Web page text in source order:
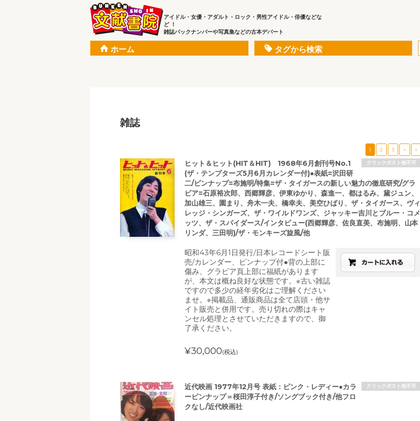
アイドル・女優・アダルト・ロック・男性アイドル・俳優などな
ど ！
雑誌バックナンバーや写真集などの古本デパート
ホーム タグから検索
雑誌
1 2 3 > »
クリックポスト他不可
ヒット＆ヒット(HIT＆HIT) 1968年6月創刊号No.1
(ザ・テンプターズ5月6月カレンダー付)●表紙=沢田研
二/ピンナップ=布施明/特集=ザ・タイガースの新しい魅力の徹底研究/グラ
ビア=石原裕次郎、西郷輝彦、伊東ゆかり、森進一、都はるみ、黛ジュン、
加山雄三、園まり、舟木一夫、橋幸夫、美空ひばり、ザ・タイガース、ヴィ
レッジ・シンガーズ、ザ・ワイルドワンズ、ジャッキー吉川とブルー・コメ
ッツ、ザ・スパイダース/インタビュー(西郷輝彦、佐良直美、布施明、山本
リンダ、三田明)/ザ・モンキーズ旋風/他
昭和43年6月1日発行/日本レコードシート販
売/カレンダー、ピンナップ付●背の上部に
傷み、グラビア頁上部に福紙があります
が、本文は概ね良好な状態です。※古い雑誌
ですので多少の経年劣化はご理解ください
ませ。※掲載品、通販商品は全て店頭・他サ
イト販売と併用です。売り切れの際はキャ
ンセル処理とさせていただきますので、御
了承ください。
¥30,000(税込)
クリックポスト他不可
近代映画 1977年12月号 表紙：ピンク・レディー●カラ
ーピンナップ＝桜田淳子付き/ソングブック付き/他フロ
クなし/近代映画社